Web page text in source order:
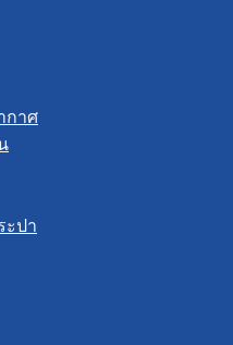
กาศ
ะปา